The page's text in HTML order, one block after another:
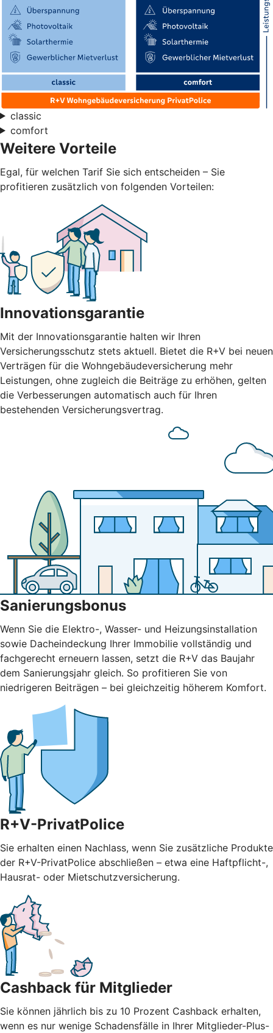
classic
comfort
Weitere Vorteile
Egal, für welchen Tarif Sie sich entscheiden – Sie
profitieren zusätzlich von folgenden Vorteilen:
Innovationsgarantie
Mit der Innovationsgarantie halten wir Ihren
Versicherungsschutz stets aktuell. Bietet die R+V bei neuen
Verträgen für die Wohngebäudeversicherung mehr
Leistungen, ohne zugleich die Beiträge zu erhöhen, gelten
die Verbesserungen automatisch auch für Ihren
bestehenden Versicherungsvertrag.
Sanierungsbonus
Wenn Sie die Elektro-, Wasser- und Heizungsinstallation
sowie Dacheindeckung Ihrer Immobilie vollständig und
fachgerecht erneuern lassen, setzt die R+V das Baujahr
dem Sanierungsjahr gleich. So profitieren Sie von
niedrigeren Beiträgen – bei gleichzeitig höherem Komfort.
R+V-PrivatPolice
Sie erhalten einen Nachlass, wenn Sie zusätzliche Produkte
der R+V-PrivatPolice abschließen – etwa eine Haftpflicht-,
Hausrat- oder Mietschutzversicherung.
Cashback für Mitglieder
Sie können jährlich bis zu 10 Prozent Cashback erhalten,
wenn es nur wenige Schadensfälle in Ihrer Mitglieder-Plus-